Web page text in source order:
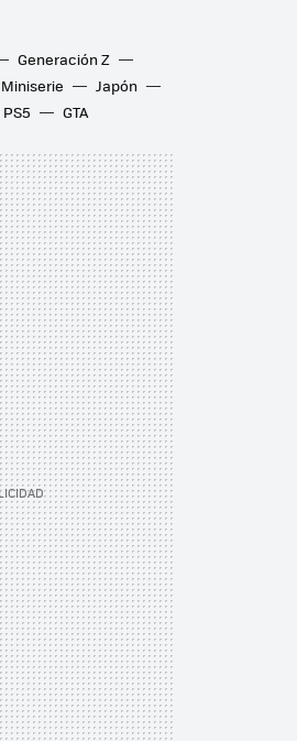
Generación Z
Miniserie
Japón
PS5 GTA